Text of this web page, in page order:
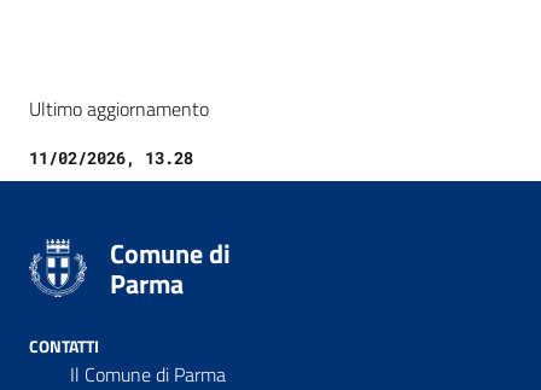
Ultimo aggiornamento
11/02/2026, 13.28
Comune di
Parma
CONTATTI
Il Comune di Parma